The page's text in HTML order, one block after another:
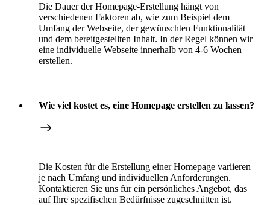
Die Dauer der Homepage-Erstellung hängt von
verschiedenen Faktoren ab, wie zum Beispiel dem
Umfang der Webseite, der gewünschten Funktionalität
und dem bereitgestellten Inhalt. In der Regel können wir
eine individuelle Webseite innerhalb von 4-6 Wochen
erstellen.
Wie viel kostet es, eine Homepage erstellen zu lassen?
Die Kosten für die Erstellung einer Homepage variieren
je nach Umfang und individuellen Anforderungen.
Kontaktieren Sie uns für ein persönliches Angebot, das
auf Ihre spezifischen Bedürfnisse zugeschnitten ist.